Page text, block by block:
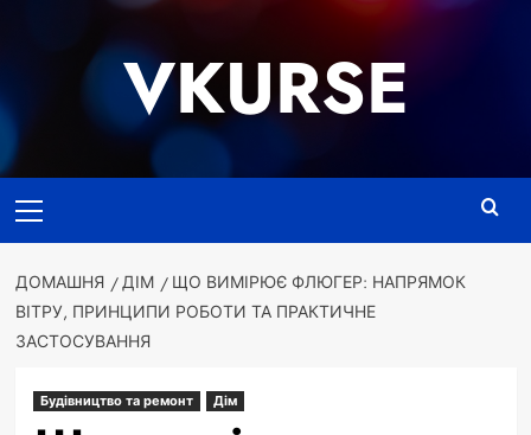
VKURSE
меню
ДОМАШНЯ ДІМ
ЩО ВИМІРЮЄ ФЛЮГЕР: НАПРЯМОК
ВІТРУ, ПРИНЦИПИ РОБОТИ ТА ПРАКТИЧНЕ
ЗАСТОСУВАННЯ
Будівництво та ремонт Дім